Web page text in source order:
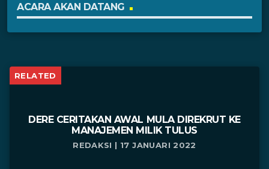
ACARA AKAN DATANG
RELATED
DERE CERITAKAN AWAL MULA DIREKRUT KE
MANAJEMEN MILIK TULUS
REDAKSI | 17 JANUARI 2022